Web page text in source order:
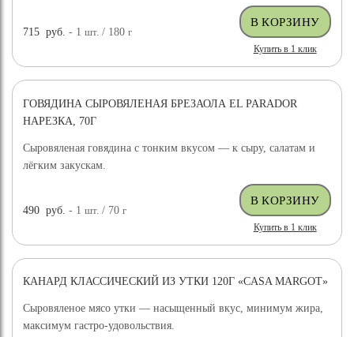
715 руб. - 1шт. / 180г
Купить в 1 клик
ГОВЯДИНА СЫРОВЯЛЕНАЯ БРЕЗАОЛА EL PARADOR
НАРЕЗКА, 70Г
Сыровяленая говядина с тонким вкусом — к сыру, салатам и
лёгким закускам.
490 руб. - 1шт. / 70г
Купить в 1 клик
КАНАРД КЛАССИЧЕСКИЙ ИЗ УТКИ 120Г «CASA MARGOT»
Сыровяленое мясо утки — насыщенный вкус, минимум жира,
максимум гастро-удовольствия.